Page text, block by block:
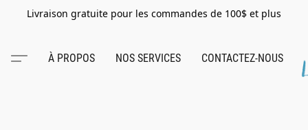
Livraison gratuite pour les commandes de 100$ et plus
À PROPOS NOS SERVICES CONTACTEZ-NOUS